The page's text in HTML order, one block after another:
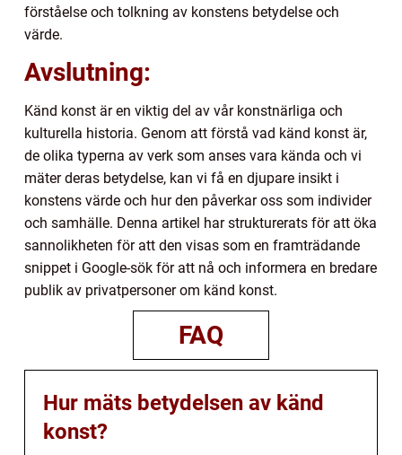
förståelse och tolkning av konstens betydelse och
värde.
Avslutning:
Känd konst är en viktig del av vår konstnärliga och
kulturella historia. Genom att förstå vad känd konst är,
de olika typerna av verk som anses vara kända och vi
mäter deras betydelse, kan vi få en djupare insikt i
konstens värde och hur den påverkar oss som individer
och samhälle. Denna artikel har strukturerats för att öka
sannolikheten för att den visas som en framträdande
snippet i Google-sök för att nå och informera en bredare
publik av privatpersoner om känd konst.
FAQ
Hur mäts betydelsen av känd
konst?